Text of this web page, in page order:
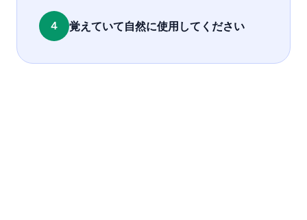
4 覚えていて自然に使用してください